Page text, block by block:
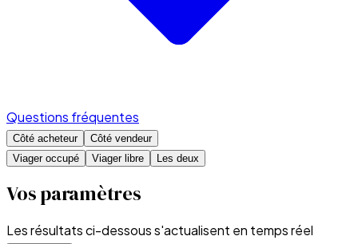
Questions fréquentes
Côté acheteur
Côté vendeur
Viager occupé
Viager libre Les deux
Vos paramètres
Les résultats ci-dessous s'actualisent en temps réel